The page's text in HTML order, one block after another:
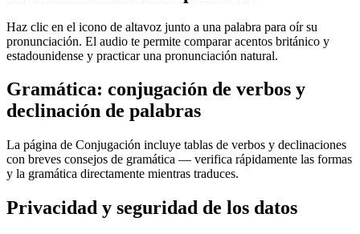
Haz clic en el icono de altavoz junto a una palabra para oír su
pronunciación. El audio te permite comparar acentos británico y
estadounidense y practicar una pronunciación natural.
Gramática: conjugación de verbos y
declinación de palabras
La página de Conjugación incluye tablas de verbos y declinaciones
con breves consejos de gramática — verifica rápidamente las formas
y la gramática directamente mientras traduces.
Privacidad y seguridad de los datos